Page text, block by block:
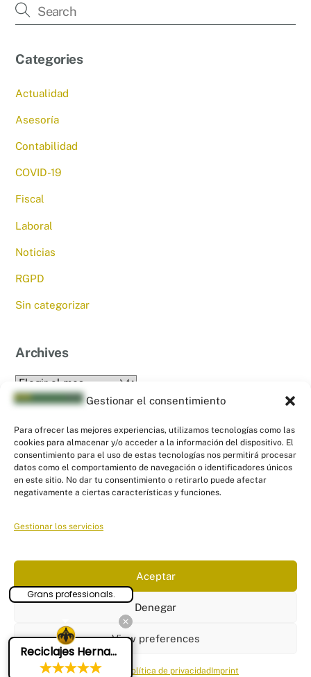
Gestionar el consentimiento
Para ofrecer las mejores experiencias, utilizamos tecnologías como las
cookies para almacenar y/o acceder a la información del dispositivo. El
consentimiento para el uso de estas tecnologías nos permitirá procesar
datos como el comportamiento de navegación o identificadores únicos
en este sitio. No dar tu consentimiento o retirarlo puede afectar
negativamente a ciertas características y funciones.
Gestionar los servicios
Aceptar
Denegar
View preferences
Cookie Policy Política de privacidadImprint
Reciclajes Hernandez Sl
Grans professionals.
Categories
Actualidad
Asesoría
Contabilidad
COVID-19
Fiscal
Laboral
Noticias
RGPD
Sin categorizar
Archives
Archives
Back
PYR Asesores - Asesoría Fiscal, Contable
Aviso Legal|Política de Privacidad|Política de Cookies|Panel
configuración cookies
© Puigserver y Romaguera Asesores
Tel: 871 552 277
Email: